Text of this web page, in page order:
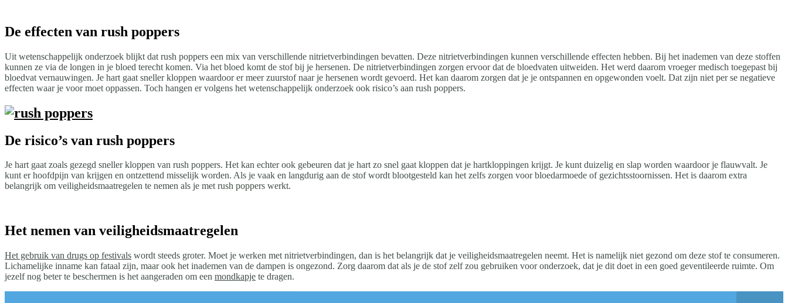
De effecten van rush poppers
Uit wetenschappelijk onderzoek blijkt dat rush poppers een mix van verschillende nitrietverbindingen bevatten. Deze nitrietverbindingen kunnen verschillende effecten hebben. Bij het inademen van deze stoffen
kunnen ze via de longen in je bloed terecht komen. Via het bloed komt de stof bij je hersenen. De nitrietverbindingen zorgen ervoor dat de bloedvaten uitweiden. Het werd daarom vroeger medisch toegepast bij
bloedvat vernauwingen. Je hart gaat sneller kloppen waardoor er meer zuurstof naar je hersenen wordt gevoerd. Het kan daarom zorgen dat je je ontspannen en opgewonden voelt. Dat zijn niet per se negatieve
effecten waar je voor moet oppassen. Toch hangen er volgens het wetenschappelijk onderzoek ook risico’s aan rush poppers.
De risico’s van rush poppers
Je hart gaat zoals gezegd sneller kloppen van rush poppers. Het kan echter ook gebeuren dat je hart zo snel gaat kloppen dat je hartkloppingen krijgt. Je kunt duizelig en slap worden waardoor je flauwvalt. Je
kunt er hoofdpijn van krijgen en ontzettend misselijk worden. Als je vaak en langdurig aan de stof wordt blootgesteld kan het zelfs zorgen voor bloedarmoede of gezichtsstoornissen. Het is daarom extra
belangrijk om veiligheidsmaatregelen te nemen als je met rush poppers werkt.
Het nemen van veiligheidsmaatregelen
Het gebruik van drugs op festivals wordt steeds groter. Moet je werken met nitrietverbindingen, dan is het belangrijk dat je veiligheidsmaatregelen neemt. Het is namelijk niet gezond om deze stof te consumeren.
Lichamelijke inname kan fataal zijn, maar ook het inademen van de dampen is ongezond. Zorg daarom dat als je de stof zelf zou gebruiken voor onderzoek, dat je dit doet in een goed geventileerde ruimte. Om
jezelf nog beter te beschermen is het aangeraden om een mondkapje te dragen.